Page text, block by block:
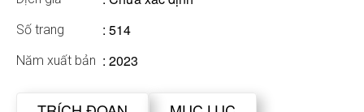
Số trang : 514
Năm xuất bản : 2023